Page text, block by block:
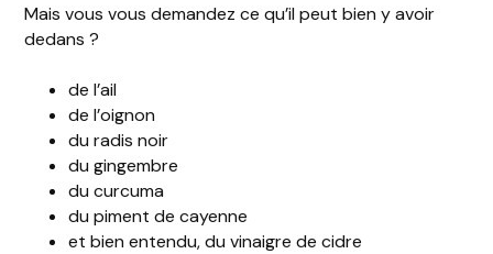
Mais vous vous demandez ce qu’il peut bien y avoir
dedans ?
de l’ail
de l’oignon
du radis noir
du gingembre
du curcuma
du piment de cayenne
et bien entendu, du vinaigre de cidre